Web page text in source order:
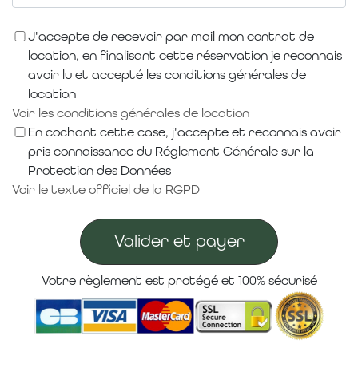
J'accepte de recevoir par mail mon contrat de
location, en finalisant cette réservation je reconnais
avoir lu et accepté les conditions générales de
location
Voir les conditions générales de location
En cochant cette case, j'accepte et reconnais avoir
pris connaissance du Réglement Générale sur la
Protection des Données
Voir le texte officiel de la RGPD
Valider et payer
Votre règlement est protégé et 100% sécurisé